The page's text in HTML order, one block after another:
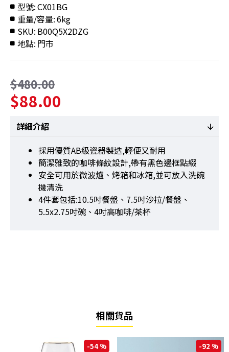
型號:CX01BG
重量/容量:6kg
SKU: B00Q5X2DZG
地點: 門市
$88.00
$480.00
詳細介紹
採用優質AB級瓷器製造,輕便又耐用
簡潔雅致的咖啡條紋設計,帶有黑色邊框點綴
安全可用於微波爐、烤箱和冰箱,並可放入洗碗
機清洗
4件套包括:10.5吋餐盤、7.5吋沙拉/餐盤、
5.5x2.75吋碗、4吋高咖啡/茶杯
相關貨品
-54 % -92 %